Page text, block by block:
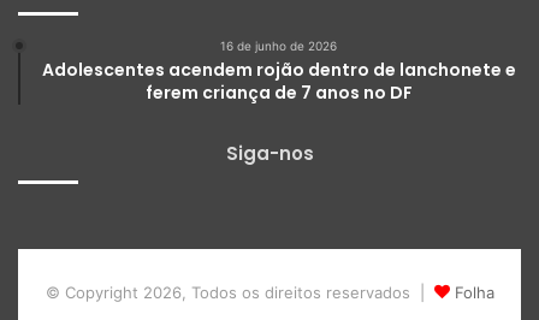
16 de junho de 2026
Adolescentes acendem rojão dentro de lanchonete e
ferem criança de 7 anos no DF
Siga-nos
© Copyright 2026, Todos os direitos reservados | Folha